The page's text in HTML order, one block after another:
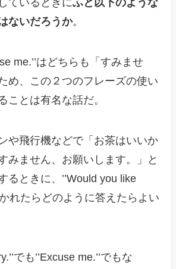
ているときにふと以下のような
ないだろうか。
me.’’はどちらも「すみませ
め、この２つのフレーズの使い
ことは有名な話だ。
や飛行機などで「お茶はいいか
みません、お願いします。」と
るときに、’’Would you like
れたらどのように答えたらよい
でも’’Excuse me.’’でもな